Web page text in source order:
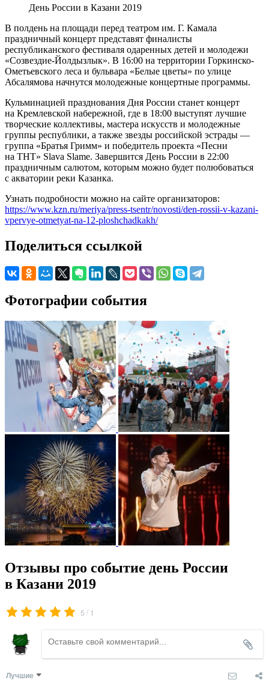
День России в Казани 2019
В полдень на площади перед театром им. Г. Камала
праздничный концерт представят финалисты
республиканского фестиваля одаренных детей и молодежи
«Созвездие-Йолдызлык». В 16:00 на территории Горкинско-
Ометьевского леса и бульвара «Белые цветы» по улице
Абсалямова начнутся молодежные концертные программы.
Кульминацией празднования Дня России станет концерт
на Кремлевской набережной, где в 18:00 выступят лучшие
творческие коллективы, мастера искусств и молодежные
группы республики, а также звезды российской эстрады —
группа «Братья Гримм» и победитель проекта «Песни
на ТНТ» Slava Slame. Завершится День России в 22:00
праздничным салютом, которым можно будет полюбоваться
с акватории реки Казанка.
Узнать подробности можно на сайте организаторов:
https://www.kzn.ru/meriya/press-tsentr/novosti/den-rossii-v-kazani-
vpervye-otmetyat-na-12-ploshchadkakh/
Поделиться ссылкой
Фотографии события
Отзывы про событие день России
в Казани 2019
5 / 1
Лучшие